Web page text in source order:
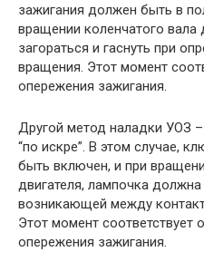
зажигания должен быть в
вращении коленчатого вала
загораться и гаснуть при
вращения. Этот момент
опережения зажигания.
Другой метод наладки УОЗ
“по искре”. В этом случае,
быть включен, и при
двигателя, лампочка
возникающей между
Этот момент соответствует
опережения зажигания.